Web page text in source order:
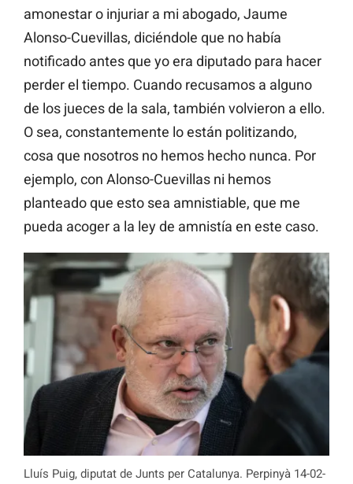
amonestar o injuriar a mi abogado, Jaume
Alonso-Cuevillas, diciéndole que no había
notificado antes que yo era diputado para hacer
perder el tiempo. Cuando recusamos a alguno
de los jueces de la sala, también volvieron a ello.
O sea, constantemente lo están politizando,
cosa que nosotros no hemos hecho nunca. Por
ejemplo, con Alonso-Cuevillas ni hemos
planteado que esto sea amnistiable, que me
pueda acoger a la ley de amnistía en este caso.
Lluís Puig, diputat de Junts per Catalunya. Perpinyà 14-02-